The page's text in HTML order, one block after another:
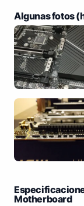
Algunas fotos
Motherboard